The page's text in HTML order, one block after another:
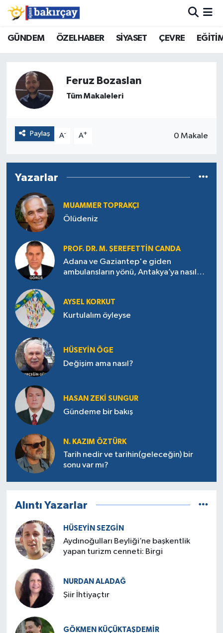
GÜNDEM ÖZELHABER SİYASET ÇEVRE
Feruz Bozaslan
Tüm Makaleleri
Paylaş A- A+ 0 Makale
Yazarlar
MUAMMER TOPRAKÇI
Ölüdeniz
PROF. DR. M. ŞEREFETTIN CANDA
Adana ve Gaziantep'e giden
ambulansların yönü, Antakya’ya nasıl
AYSEL KORKUT
Kurtulalım öyleyse
HÜSEYIN ÖGE
Değişim ama nasıl?
HASAN ZEKI SUNGUR
Gündeme bir bakış
N. KAZIM ÖZTÜRK
Tarih nedir ve tarihin(geleceğin) bir
sonu var mı?
Alıntı Yazarlar
HÜSEYIN SEZGIN
Aydınoğulları Beyliği’ne başkentlik
yapan turizm cenneti: Birgi
NURDAN ALADAĞ
Şiir İhtiyaçtır
GÖKMEN KÜÇÜKTAŞDEMIR
İzmir Nöbetçi Eczaneler
İzmir Namaz Vakitleri
Süper Lig Puan Durumu ve Fikstür
Tüm Manşetler
Haber Arşivi